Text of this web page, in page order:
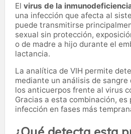
El virus de la
una infección que afecta al
puede transmitirse
sexual sin protección,
o de madre a hijo durante el
lactancia.
La analítica de VIH permite
mediante un análisis de
los anticuerpos frente al virus
Gracias a esta combinación,
infección en fases más